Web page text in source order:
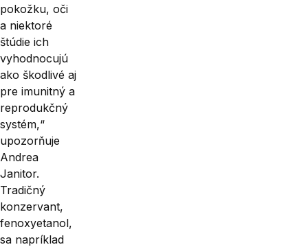
pokožku, oči
a niekto­ré
štúdie ich
vyhodnocujú
ako škod­livé aj
pre imunitný a
reprodukčný
systém,“
upozorňuje
Andrea
Janitor.
Tradičný
konzervant,
fenoxyetanol,
sa napríklad